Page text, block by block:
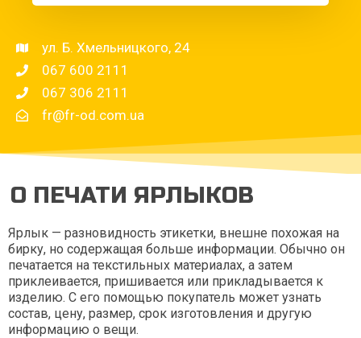
ул. Б. Хмельницкого, 24
067 600 2111
067 306 2111
fr@fr-od.com.ua
О ПЕЧАТИ ЯРЛЫКОВ
Ярлык — разновидность этикетки, внешне похожая на
бирку, но содержащая больше информации. Обычно он
печатается на текстильных материалах, а затем
приклеивается, пришивается или прикладывается к
изделию. С его помощью покупатель может узнать
состав, цену, размер, срок изготовления и другую
информацию о вещи.